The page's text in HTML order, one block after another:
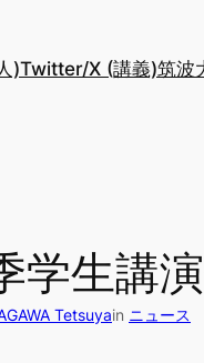
)Twitter/X (講義)筑波
学生講
Tetsuyain ニュース